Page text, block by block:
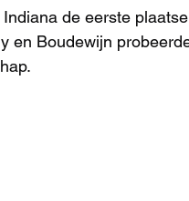
de eerste
en Boudewijn